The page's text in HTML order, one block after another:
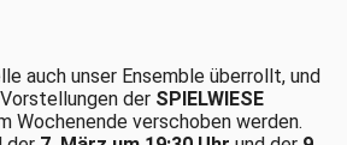
auch unser Ensemble überrollt, und
der SPIELWIESE
Wochenende verschoben werden.